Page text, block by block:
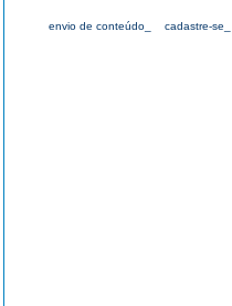
envio de conteúdo_ cadastre-se_